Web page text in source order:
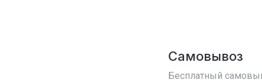
Самовывоз
Бесплатный